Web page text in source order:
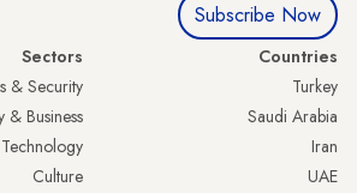
Subscribe Now
Countries
Turkey
Saudi Arabia
Iran
UAE
Sectors
& Security
& Business
Technology
Culture